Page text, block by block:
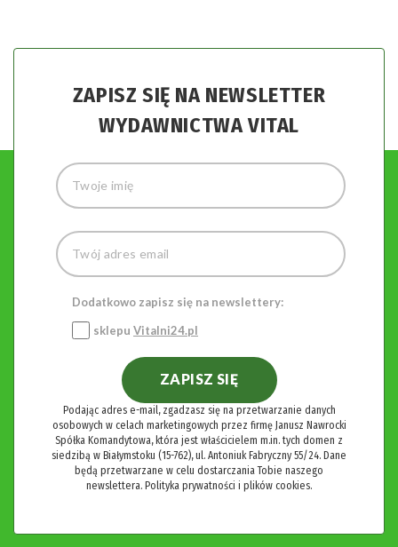
ZAPISZ SIĘ NA NEWSLETTER
WYDAWNICTWA VITAL
Dodatkowo zapisz się na newslettery:
sklepu Vitalni24.pl
ZAPISZ SIĘ
Podając adres e-mail, zgadzasz się na przetwarzanie danych
osobowych w celach marketingowych przez firmę Janusz Nawrocki
Spółka Komandytowa, która jest właścicielem m.in. tych domen z
siedzibą w Białymstoku (15-762), ul. Antoniuk Fabryczny 55/24. Dane
będą przetwarzane w celu dostarczania Tobie naszego
newslettera. Polityka prywatności i plików cookies.